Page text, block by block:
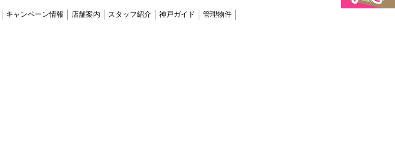
キャンペーン情報 店舗案内 スタッフ紹介 神戸ガイド
管理物件